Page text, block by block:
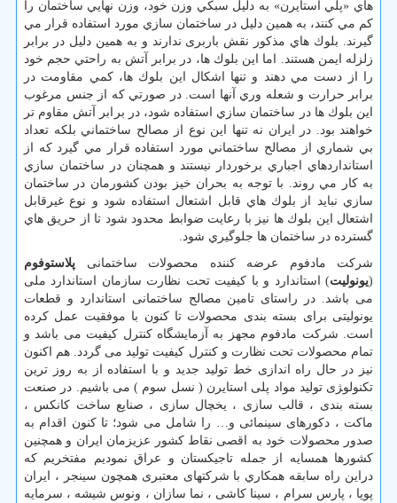
هاي «پلي استايرن» به دليل سبكي وزن خود، وزن نهايي ساختمان را
كم مي كنند، به همين دليل در ساختمان سازي مورد استفاده قرار مي
گيرند. بلوك هاي مذكور نقش باربری ندارند و به همين دليل در برابر
زلزله ايمن هستند. اما اين بلوك ها، در برابر آتش به راحتي حجم خود
را از دست مي دهند و تنها اشكال اين بلوك ها، كمي مقاومت در
برابر حرارت و شعله وري آنها است. در صورتي كه از جنس مرغوب
اين بلوك ها در ساختمان سازي استفاده شود، در برابر آتش مقاوم تر
خواهند بود. در ايران نه تنها اين نوع از مصالح ساختماني بلكه تعداد
بي شماري از مصالح ساختماني مورد استفاده قرار مي گيرد كه از
استانداردهاي اجباري برخوردار نيستند و همچنان در ساختمان سازي
به كار مي روند. با توجه به بحران خيز بودن کشورمان در ساختمان
سازي نبايد از بلوك هاي قابل اشتعال استفاده شود و نوع غيرقابل
اشتعال اين بلوك ها نيز با رعايت ضوابط محدود شود تا از حريق هاي
گسترده در ساختمان ها جلوگيري شود.
شرکت مادفوم عرضه کننده محصولات ساختمانی پلاستوفوم
(یونولیت) استاندارد و با کیفیت تحت نظارت سازمان استاندارد ملی
می باشد. در راستای تامین مصالح ساختمانی استاندارد و قطعات
یونولیتی برای بسته بندی محصولات تا کنون با موفقیت عمل کرده
است. شرکت مادفوم مجهز به آزمایشگاه کنترل کیفیت می باشد و
تمام محصولات تحت نظارت و کنترل کیفیت تولید می گردد. هم اکنون
نیز در حال راه اندازی خط توليد جديد و با استفاده از به روز ترین
تكنولو‍ژی تولید مواد پلی استایرن ( نسل سوم ) می باشیم. در صنعت
بسته بندی ، قالب سازی ، يخچال سازی ، صنایع ساخت كانكس ،
ماكت ، دكورهای سينمائی و… را شامل می شود؛ تا کنون اقدام به
صدور محصولات خود به اقصی نقاط كشور عزيزمان ايران و همچنین
كشورها همسايه از جمله تاجيكستان و عراق نموديم مفتخریم که
دراين راه سابقه همكاري با شركتهای معتبری همچون سينجر ، ايران
پويا ، پارس سرام ، سينا كاشی ، نما سازان ، ونوس شيشه ، سرمايه